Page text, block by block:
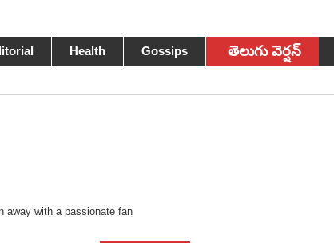
Health Gossips తెలుగు వెర్షన్
away with a passionate fan